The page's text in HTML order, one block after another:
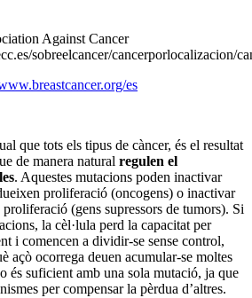
Against Cancer
sobreelcancer/cancerporlocalizacion/
es
que tots els tipus de càncer, és el resultat
de manera natural regulen el
. Aquestes mutacions poden inactivar
proliferació (oncogens) o inactivar
(gens supressors de tumors). Si
la cèl·lula perd la capacitat per
i comencen a dividir-se sense control,
açò ocorrega deuen acumular-se moltes
és suficient amb una sola mutació, ja que
per compensar la pèrdua d’altres.